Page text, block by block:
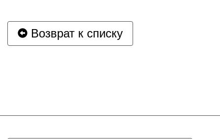
Возврат к списку